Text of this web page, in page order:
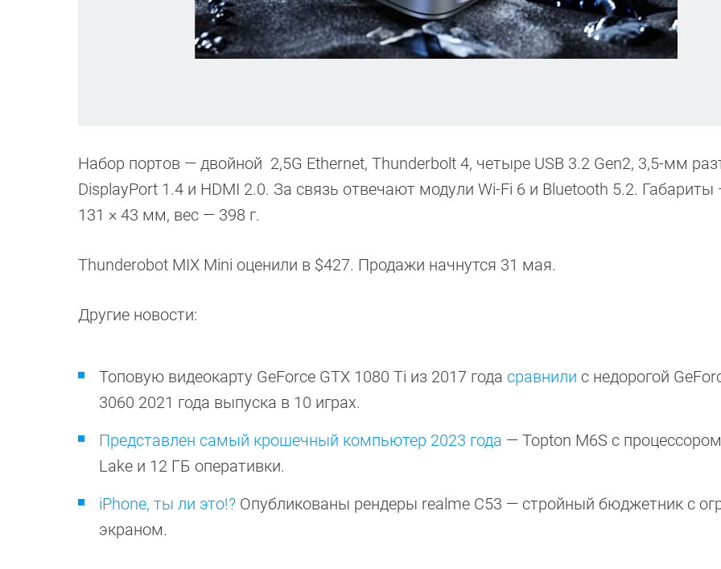
Набор портов — двойной 2,5G Ethernet, Thunderbolt 4, четыре USB 3.2 Gen2, 3,5-мм
DisplayPort 1.4 и HDMI 2.0. За связь отвечают модули Wi-Fi 6 и Bluetooth 5.2. Габариты
131 × 43 мм, вес — 398 г.
Thunderobot MIX Mini оценили в $427. Продажи начнутся 31 мая.
Другие новости:
Топовую видеокарту GeForce GTX 1080 Ti из 2017 года сравнили с недорогой
3060 2021 года выпуска в 10 играх.
Представлен самый крошечный компьютер 2023 года — Topton M6S с
Lake и 12 ГБ оперативки.
iPhone, ты ли это!? Опубликованы рендеры realme C53 — стройный бюджетник с
экраном.